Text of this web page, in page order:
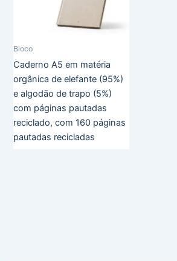
Bloco
Caderno A5 em matéria
orgânica de elefante (95%)
e algodão de trapo (5%)
com páginas pautadas
reciclado, com 160 páginas
pautadas recicladas